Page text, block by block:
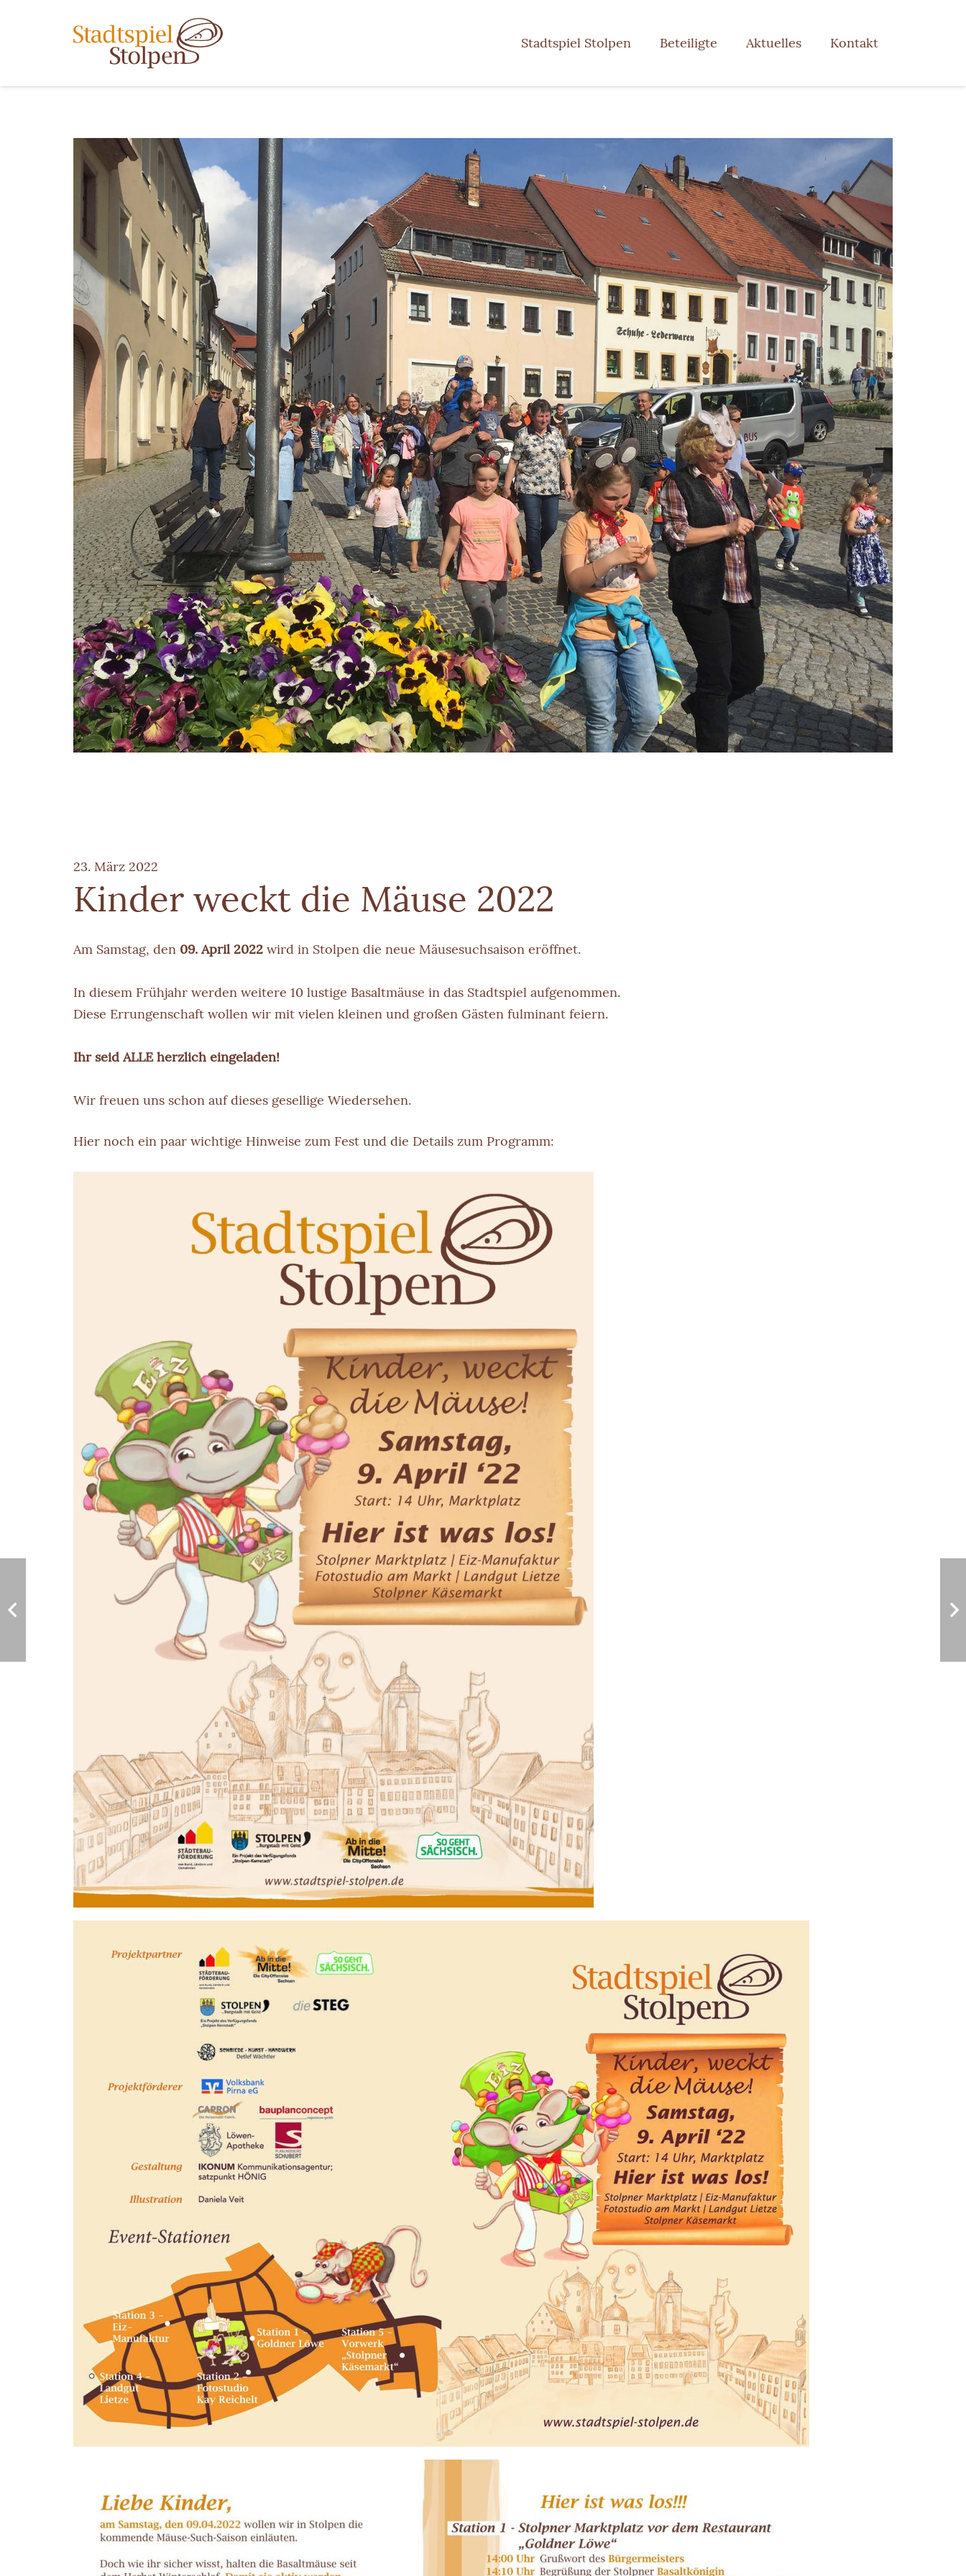
Stadtspiel Stolpen Beteiligte Aktuelles Kontakt
23. März 2022
Kinder weckt die Mäuse 2022
Am Samstag, den 09. April 2022 wird in Stolpen die neue Mäusesuchsaison eröffnet.
In diesem Frühjahr werden weitere 10 lustige Basaltmäuse in das Stadtspiel aufgenommen.
Diese Errungenschaft wollen wir mit vielen kleinen und großen Gästen fulminant feiern.
Ihr seid ALLE herzlich eingeladen!
Wir freuen uns schon auf dieses gesellige Wiedersehen.
Hier noch ein paar wichtige Hinweise zum Fest und die Details zum Programm: